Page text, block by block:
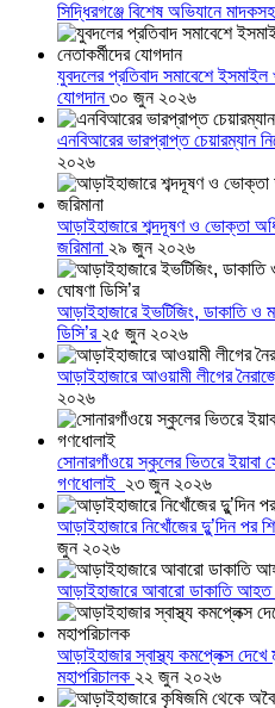
সিদ্ধিরগঞ্জে বিশেষ অভিযানে
যুবদলের প্রতিবাদ সমাবেশে ইসমাইল
যোগদান৩০ জুন ২০২৬
এনবিআরের ভারপ্রাপ্ত চেয়ারম্যান
২০২৬
আড়াইহাজারে শব্দদূষণ ও ভোক্তা
জরিমানা ২৯ জুন ২০২৬
আড়াইহাজারে ইভটিজিং, ডাকাতি ও
ডিসি’র ২৫ জুন ২০২৬
আড়াইহাজারে আওয়ামী লীগের
২০২৬
সোনারগাঁওয়ে স্কুলের ভিতরে ইয়াবা
গণধোলাই ২৩ জুন ২০২৬
আড়াইহাজারে নিখোঁজের দুু’দিন পর
জুন ২০২৬
আড়াইহাজারে আবারো ডাকাতি
আড়াইহাজার স্বাস্থ্য কমপ্লেক্স
মহাপরিচালক ২২ জুন ২০২৬